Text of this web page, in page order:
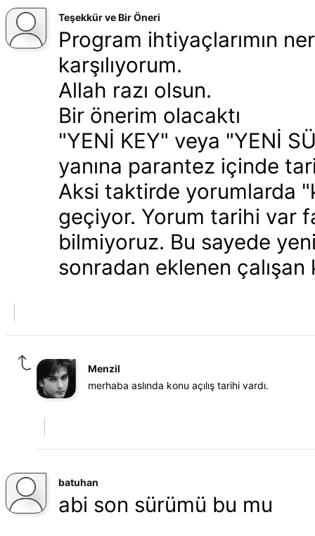
Teşekkür ve Bir Öneri
Program ihtiyaçlarımın
karşılıyorum.
Allah razı olsun.
Bir önerim olacaktı
"YENİ KEY" veya "YENİ
yanına parantez içinde
Aksi taktirde yorumlarda
geçiyor. Yorum tarihi var
bilmiyoruz. Bu sayede
sonradan eklenen
Menzil
merhaba aslında konu açılış tarihi vardı.
batuhan
abi son sürümü bu mu